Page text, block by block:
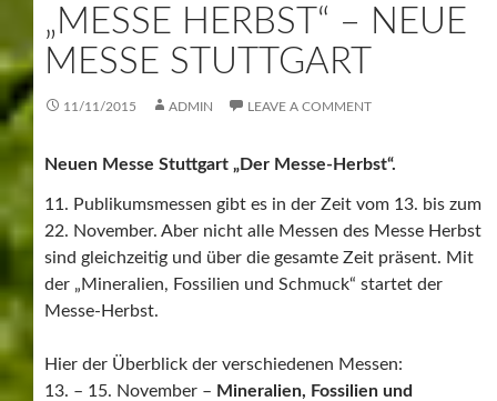
„MESSE HERBST“ – NEUE
MESSE STUTTGART
11/11/2015 ADMIN LEAVE A COMMENT
Neuen Messe Stuttgart „Der Messe-Herbst“.
11. Publikumsmessen gibt es in der Zeit vom 13. bis zum
22. November. Aber nicht alle Messen des Messe Herbst
sind gleichzeitig und über die gesamte Zeit präsent. Mit
der „Mineralien, Fossilien und Schmuck“ startet der
Messe-Herbst.
Hier der Überblick der verschiedenen Messen:
13. – 15. November – Mineralien, Fossilien und